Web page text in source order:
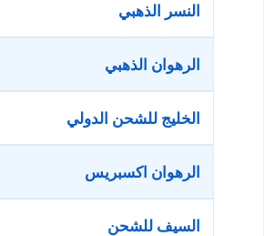
النسر الذهبي
الرهوان الذهبي
الخليج للشحن الدولي
الرهوان اكسبريس
السيف للشحن